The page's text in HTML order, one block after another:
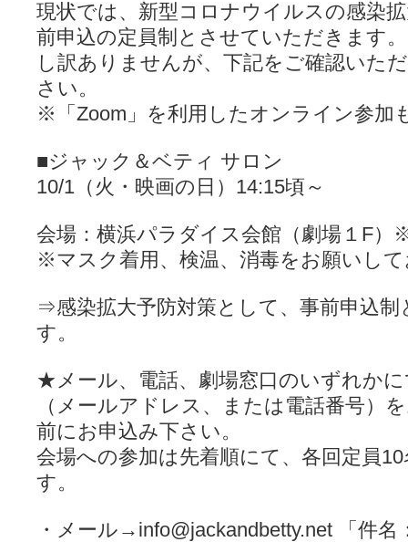
現状では、新型コロナウイルスの感染
前申込の定員制とさせていただきます
し訳ありませんが、下記をご確認いた
さい。
※「Zoom」を利用したオンライン参加
■ジャック＆ベティ サロン
10/1（火・映画の日）14:15頃～
会場：横浜パラダイス会館（劇場１F
※マスク着用、検温、消毒をお願いし
⇒感染拡大予防対策として、事前申込
す。
★メール、電話、劇場窓口のいずれか
（メールアドレス、または電話番号）
前にお申込み下さい。
会場への参加は先着順にて、各回定員
す。
・メール→info@jackandbetty.net 「件